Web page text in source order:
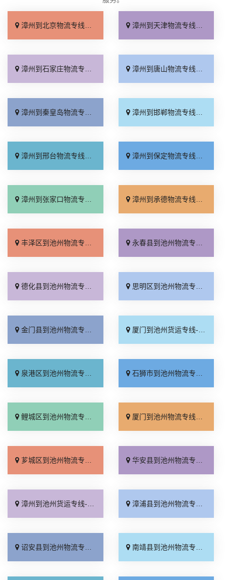
漳州到北京物流专线_多少公里「快运直达」 漳州到天津物流专线_高效快运「运价查询」
漳州到石家庄物流专线_几天到达「快速直达」 漳州到唐山物流专线_准时准点「一站式托运」
漳州到秦皇岛物流专线_直达到站「要多少钱」 漳州到邯郸物流专线_高效快运「来电咨询」
漳州到邢台物流专线_按时送达「运价实惠」 漳州到保定物流专线_快速响应「怎么收费」
漳州到张家口物流专线_运价查询「门到门配送」 漳州到承德物流专线_保证时效「专业靠谱」
丰泽区到池州物流专线_天天发车「放心物流」 永春县到池州物流专线_快运直达「上门提货」
德化县到池州物流专线_一站式托运「门到门接送」 思明区到池州物流专线_运保时效「送货上门」
金门县到池州物流专线_需要几天「天天发车」 厦门到池州货运专线-厦门到池州物流公司_快速直达「全境配送」
泉港区到池州物流专线_直达不中转「送货上门」 石狮市到池州物流专线_要多少钱「全境配送」
鲤城区到池州物流专线_高效快运「几天到达」 厦门到池州物流专线_要几天到「直通专线」
芗城区到池州物流专线_一站直达「放心物流」 华安县到池州物流专线_准时到货「多少一吨」
漳州到池州货运专线-漳州到池州物流公司_直达到站「损坏理赔」 漳浦县到池州物流专线_送货到门「运费多少」
诏安县到池州物流专线_高速快运「直发全境」 南靖县到池州物流专线_直发全境「诚信为先」